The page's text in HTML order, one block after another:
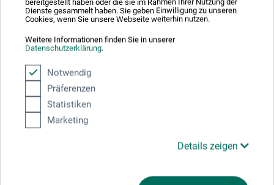
Dienste gesammelt haben. Sie geben Einwilligung zu unseren
Cookies, wenn Sie unsere Webseite weiterhin nutzen.
Weitere Informationen finden Sie in unserer
Datenschutzerklärung.
Notwendig
Präferenzen
Statistiken
Marketing
Details zeigen
Hier finden Sie die Kontaktdaten des Herstellers zu
Hahnestr. 5
37586 Dassel
DEUTSCHLAND